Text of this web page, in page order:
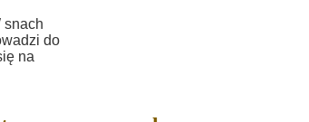
snach
do
na